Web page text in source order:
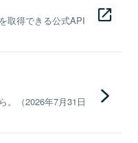
取得できる公式API
。（2026年7月31日